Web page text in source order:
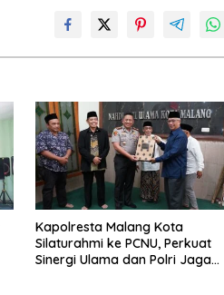
Kapolresta Malang Kota
Silaturahmi ke PCNU, Perkuat
Sinergi Ulama dan Polri Jaga